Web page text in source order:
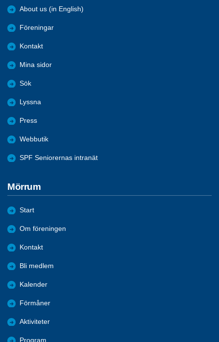
About us (in English)
Föreningar
Kontakt
Mina sidor
Sök
Lyssna
Press
Webbutik
SPF Seniorernas intranät
Mörrum
Start
Om föreningen
Kontakt
Bli medlem
Kalender
Förmåner
Aktiviteter
Program